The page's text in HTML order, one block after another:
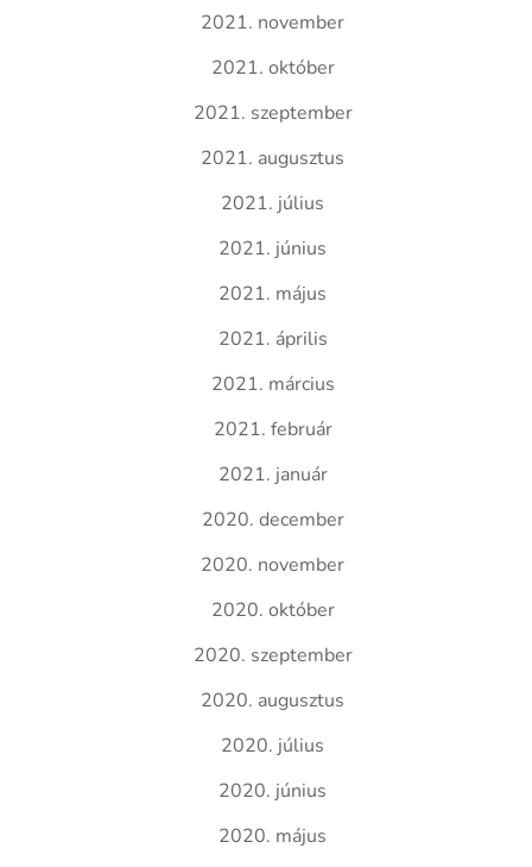
2021. november
2021. október
2021. szeptember
2021. augusztus
2021. július
2021. június
2021. május
2021. április
2021. március
2021. február
2021. január
2020. december
2020. november
2020. október
2020. szeptember
2020. augusztus
2020. július
2020. június
2020. május